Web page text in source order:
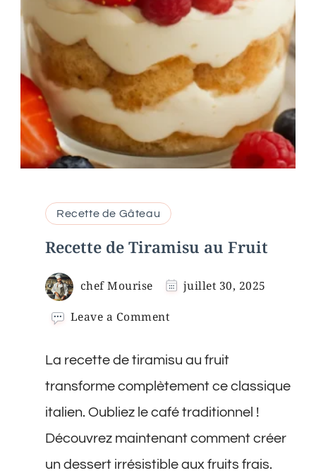
Recette de Gâteau
Recette de Tiramisu au Fruit
chef Mourise juillet 30, 2025
Leave a Commenton
Tiramisu
au
La recette de tiramisu au fruit
transforme complètement ce classique
italien. Oubliez le café traditionnel !
Découvrez maintenant comment créer
un dessert irrésistible aux fruits frais.